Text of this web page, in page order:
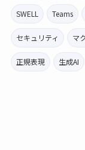
SWELL Teams
セキュリティ マ
正規表現 生成AI